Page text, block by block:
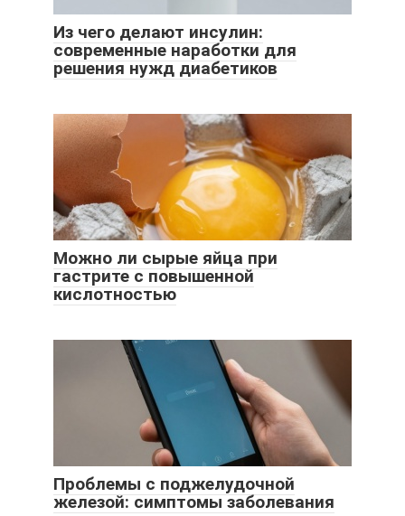
Из чего делают инсулин:
современные наработки для
решения нужд диабетиков
Можно ли сырые яйца при
гастрите с повышенной
кислотностью
Проблемы с поджелудочной
железой: симптомы заболевания